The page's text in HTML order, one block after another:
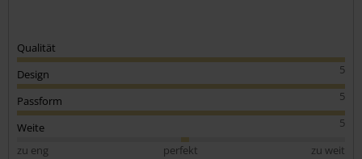
Qualität
5
Design
5
Passform
5
Weite
zu eng
perfekt
zu weit